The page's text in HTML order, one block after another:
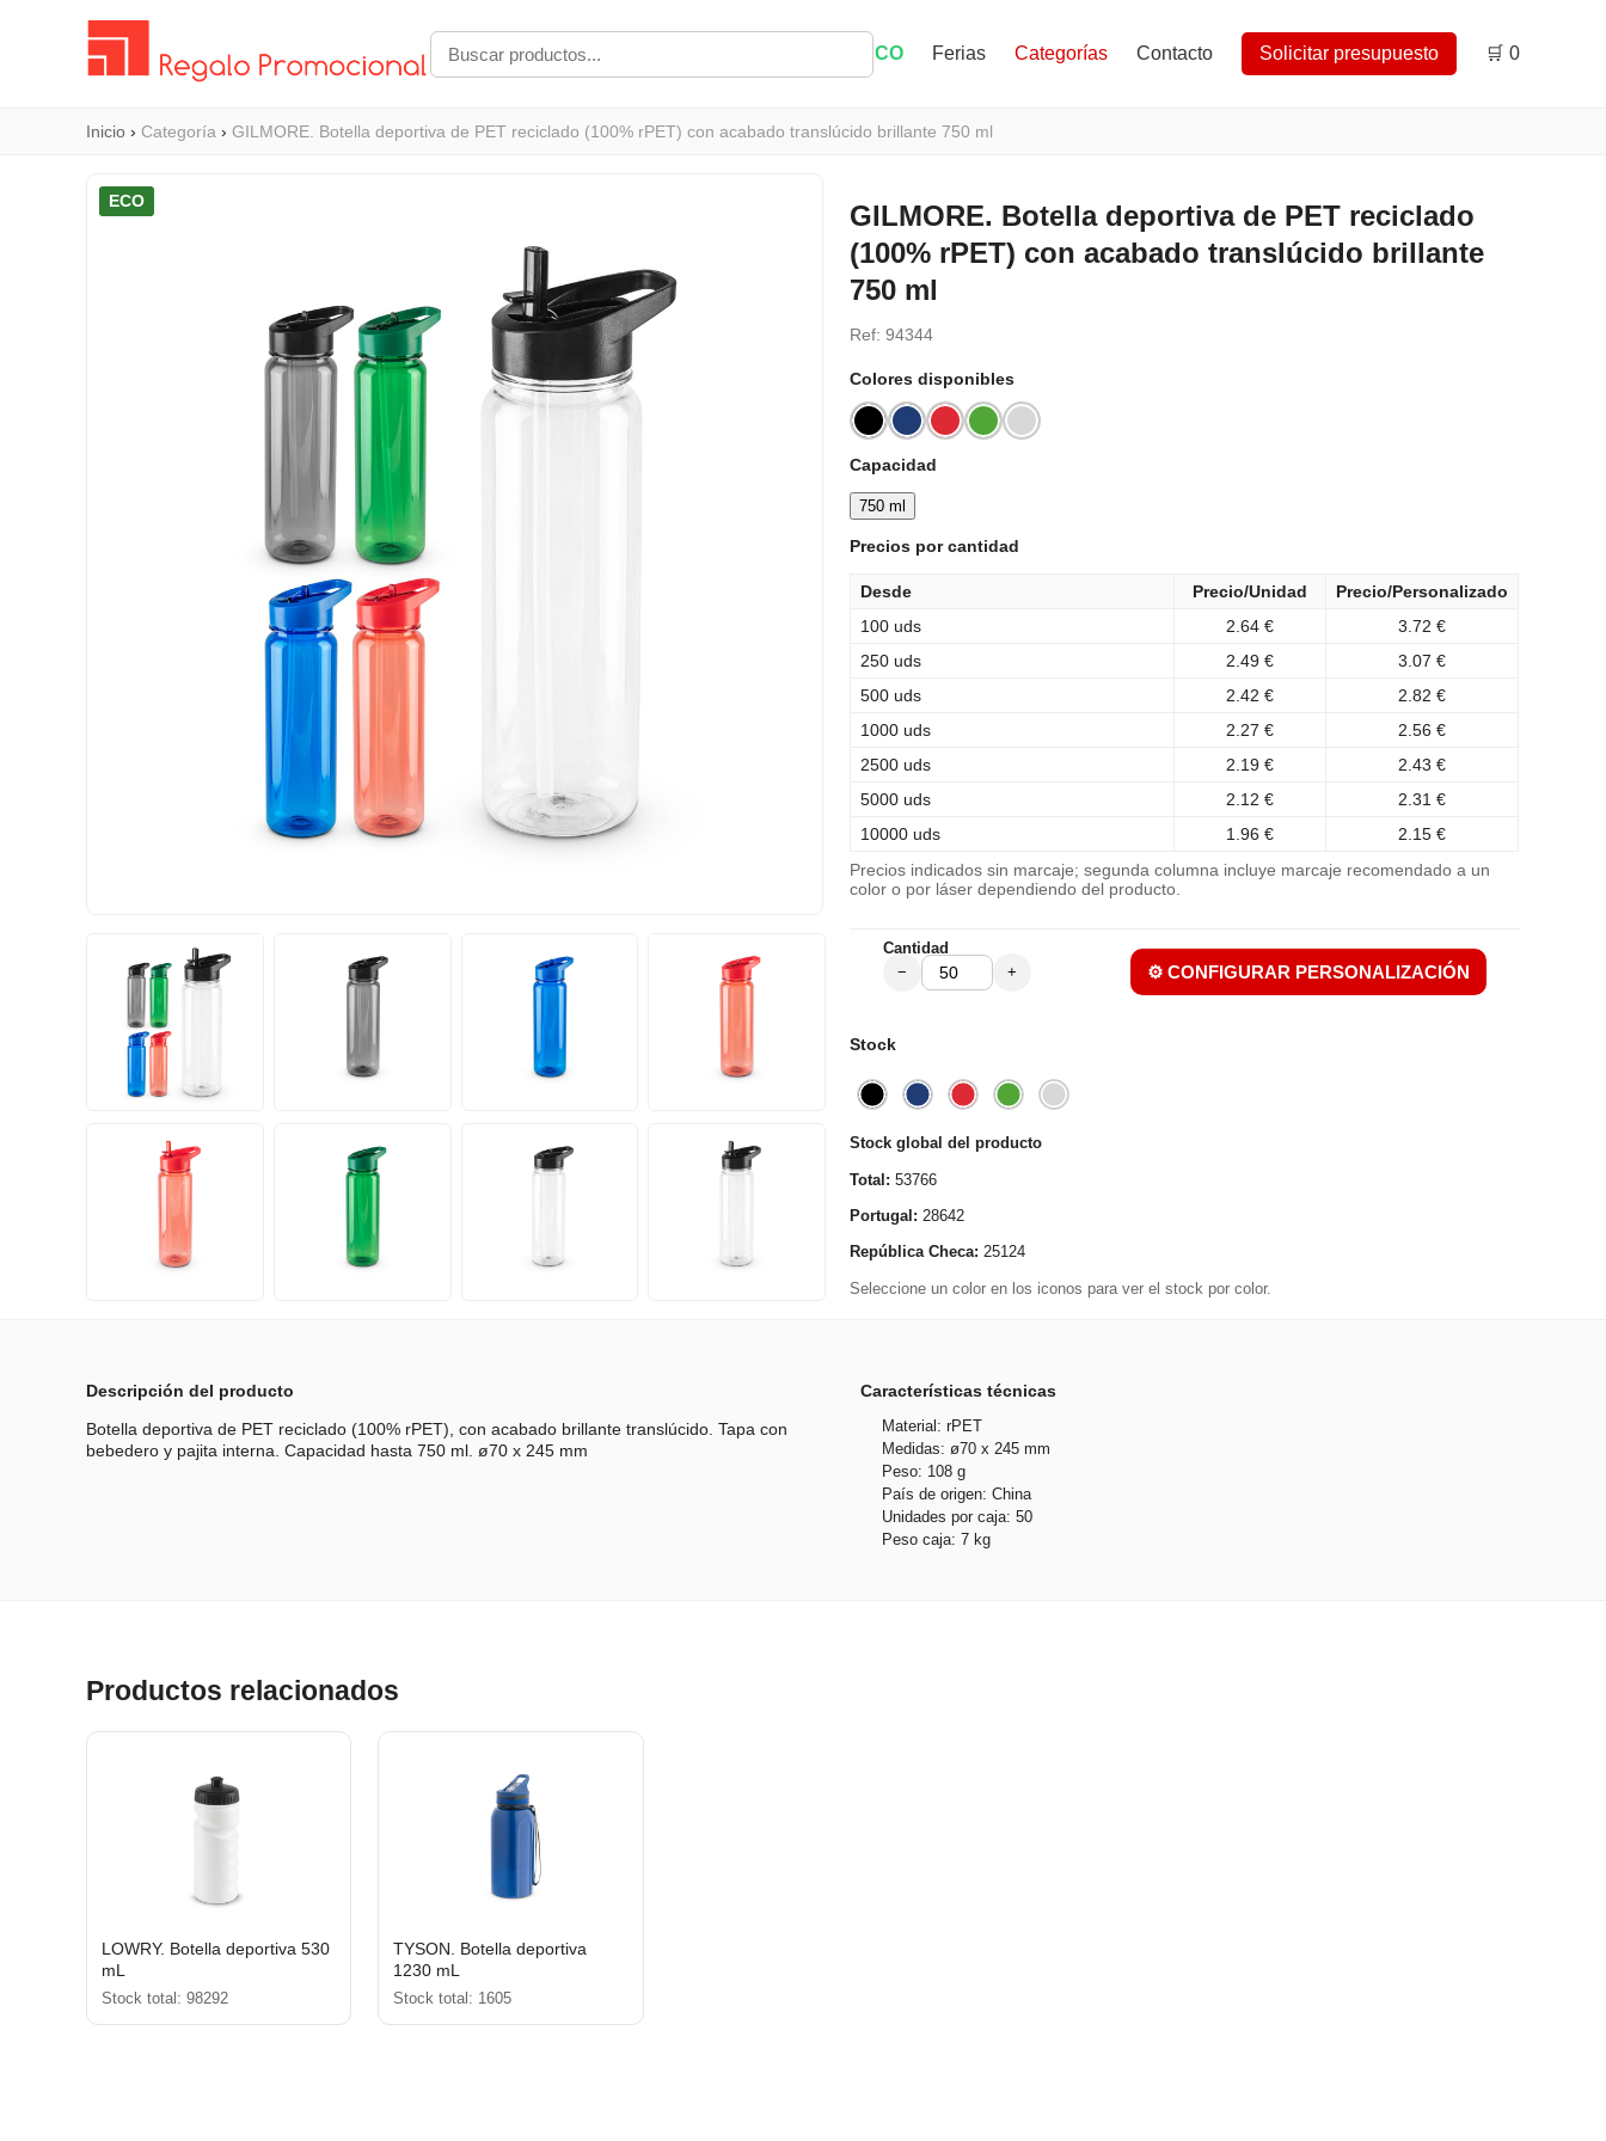
ECO Ferias Categorías Contacto Solicitar presupuesto 🛒 0
Inicio › Categoría › GILMORE. Botella deportiva de PET reciclado (100% rPET) con acabado translúcido brillante 750 ml
ECO
GILMORE. Botella deportiva de PET reciclado
(100% rPET) con acabado translúcido brillante
750 ml
Ref: 94344
Colores disponibles
Capacidad
750 ml
Precios por cantidad
Desde Precio/Unidad
Precio/Personalizado
100 uds
2.64 €
3.72 €
250 uds
2.49 €
3.07 €
500 uds
2.42 €
2.82 €
1000 uds
2.27 €
2.56 €
2500 uds
2.19 €
2.43 €
5000 uds
2.12 €
2.31 €
10000 uds
1.96 € 2.15 €
Precios indicados sin marcaje; segunda columna incluye marcaje recomendado a un
color o por láser dependiendo del producto.
Cantidad
− + ⚙️ CONFIGURAR PERSONALIZACIÓN
Stock
Stock global del producto
Total: 53766
Portugal: 28642
República Checa: 25124
Seleccione un color en los iconos para ver el stock por color.
Descripción del producto
Botella deportiva de PET reciclado (100% rPET), con acabado brillante translúcido. Tapa con
bebedero y pajita interna. Capacidad hasta 750 ml. ø70 x 245 mm
Características técnicas
Material: rPET
Medidas: ø70 x 245 mm
Peso: 108 g
País de origen: China
Unidades por caja: 50
Peso caja: 7 kg
Productos relacionados
LOWRY. Botella deportiva 530
mL
Stock total: 98292
TYSON. Botella deportiva
1230 mL
Stock total: 1605